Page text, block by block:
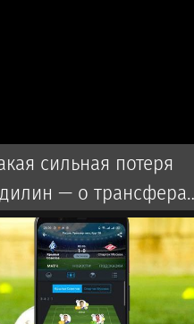
сильная потеря
— о